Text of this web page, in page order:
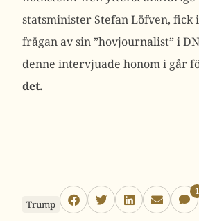
statsminister Stefan Löfven, fick
frågan av sin ”hovjournalist” i
denne intervjuade honom i går
det.
Trump
1